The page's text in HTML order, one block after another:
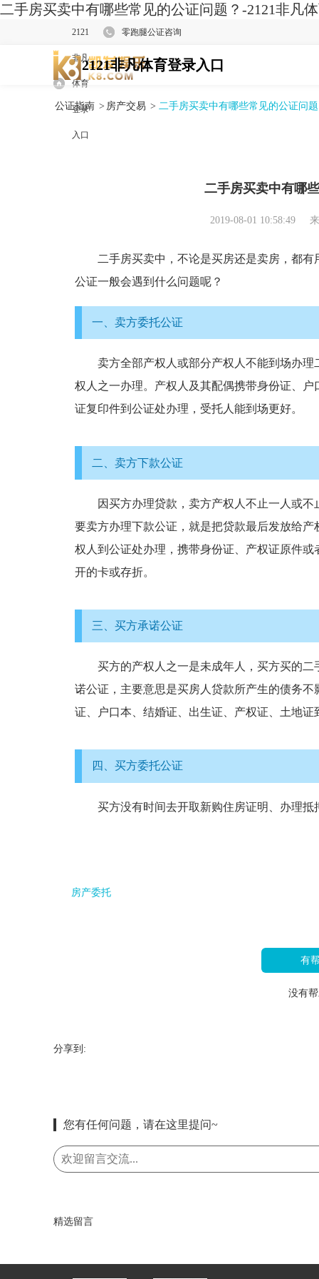
二手房买卖中有哪些常见的公证问题？-2121非凡
2121
非凡
体育
登录
入口
零跑腿公证咨询
2121非凡体育登录入口
公证指南 > 房产交易 > 二手房买卖中有哪些常见的公证问
二手房买卖中有哪
2019-08-01 10:58:49
二手房买卖中，不论是买房还是卖房，都有
公证一般会遇到什么问题呢？
一、卖方委托公证
卖方全部产权人或部分产权人不能到场办理
权人之一办理。产权人及其配偶携带身份证、
证复印件到公证处办理，受托人能到场更好。
二、卖方下款公证
因买方办理贷款，卖方产权人不止一人或不
要卖方办理下款公证，就是把贷款最后发放给
权人到公证处办理，携带身份证、产权证原件
开的卡或存折。
三、买方承诺公证
买方的产权人之一是未成年人，买方买的二
诺公证，主要意思是买房人贷款所产生的债务
证、户口本、结婚证、出生证、产权证、土地证
四、买方委托公证
买方没有时间去开取新购住房证明、办理抵
房产委托
有
没有
分享到:
您有任何问题，请在这里提问~
精选留言